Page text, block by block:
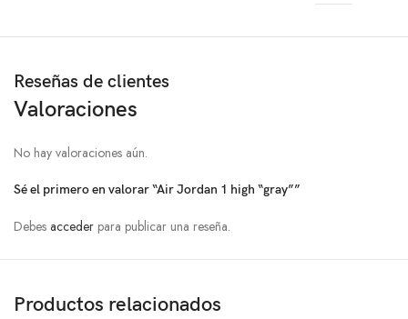
Reseñas de clientes
Valoraciones
No hay valoraciones aún.
Sé el primero en valorar “Air Jordan 1 high “gray””
Debesacceder para publicar una reseña.
Productos relacionados